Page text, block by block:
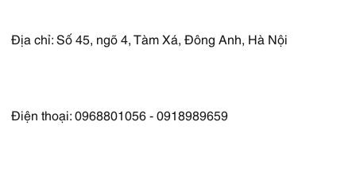
Địa chỉ: Số 45, ngõ 4, Tàm Xá, Đông Anh, Hà Nội
Điện thoại: 0968801056 - 0918989659